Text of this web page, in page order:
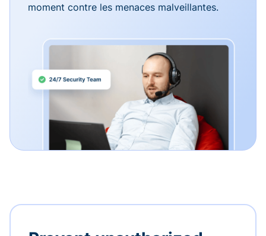
moment contre les menaces malveillantes.